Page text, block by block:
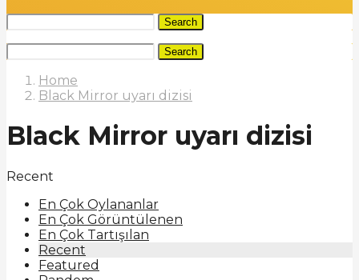
Search
Search
Home
Black Mirror uyarı dizisi
Black Mirror uyarı dizisi
Recent
En Çok Oylananlar
En Çok Görüntülenen
En Çok Tartışılan
Recent
Featured